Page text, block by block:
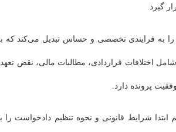
گیرد.
به فرایندی تخصصی و حساس تبدیل می‌کند که
شامل اختلافات قراردادی، مطالبات مالی، نقض
پرونده دارد.
ابتدا شرایط قانونی و نحوه تنظیم